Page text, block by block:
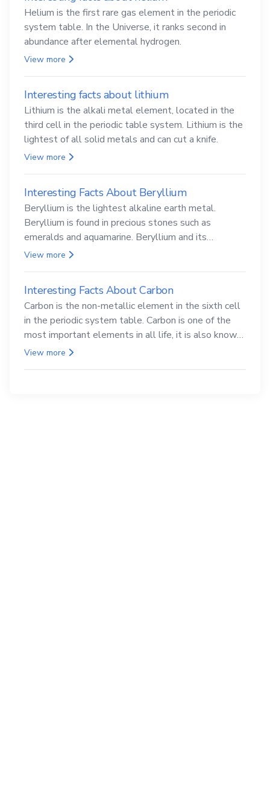
Helium is the first rare gas element in the periodic
system table. In the Universe, it ranks second in
abundance after elemental hydrogen.
View more
Interesting facts about lithium
Lithium is the alkali metal element, located in the
third cell in the periodic table system. Lithium is the
lightest of all solid metals and can cut a knife.
View more
Interesting Facts About Beryllium
Beryllium is the lightest alkaline earth metal.
Beryllium is found in precious stones such as
emeralds and aquamarine. Beryllium and its
compounds are both carcinogenic.
View more
Interesting Facts About Carbon
Carbon is the non-metallic element in the sixth cell
in the periodic system table. Carbon is one of the
most important elements in all life, it is also known
as the back.
View more